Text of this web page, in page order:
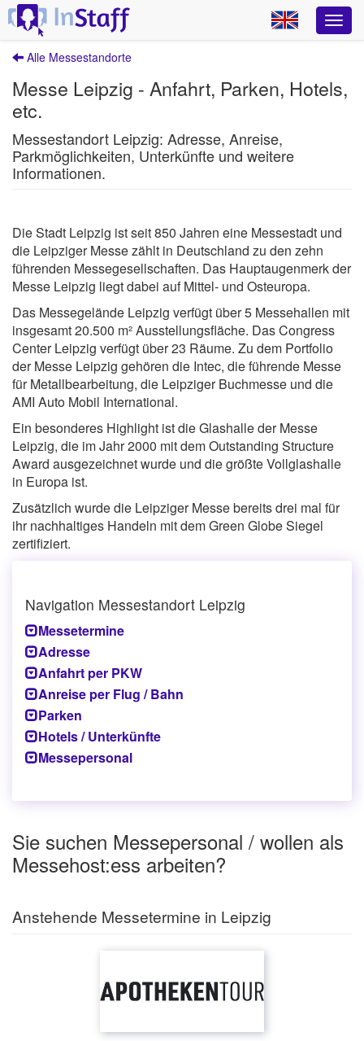
Alle Messestandorte
Messe Leipzig - Anfahrt, Parken, Hotels,
etc.
Messestandort Leipzig: Adresse, Anreise,
Parkmöglichkeiten, Unterkünfte und weitere
Informationen.
Die Stadt Leipzig ist seit 850 Jahren eine Messestadt und
die Leipziger Messe zählt in Deutschland zu den zehn
führenden Messegesellschaften. Das Hauptaugenmerk der
Messe Leipzig liegt dabei auf Mittel- und Osteuropa.
Das Messegelände Leipzig verfügt über 5 Messehallen mit
insgesamt 20.500 m² Ausstellungsfläche. Das Congress
Center Leipzig verfügt über 23 Räume. Zu dem Portfolio
der Messe Leipzig gehören die Intec, die führende Messe
für Metallbearbeitung, die Leipziger Buchmesse und die
AMI Auto Mobil International.
Ein besonderes Highlight ist die Glashalle der Messe
Leipzig, die im Jahr 2000 mit dem Outstanding Structure
Award ausgezeichnet wurde und die größte Vollglashalle
in Europa ist.
Zusätzlich wurde die Leipziger Messe bereits drei mal für
ihr nachhaltiges Handeln mit dem Green Globe Siegel
zertifiziert.
Navigation Messestandort Leipzig
Messetermine
Adresse
Anfahrt per PKW
Anreise per Flug / Bahn
Parken
Hotels / Unterkünfte
Messepersonal
Sie suchen Messepersonal / wollen als
Messehost:ess arbeiten?
Anstehende Messetermine in Leipzig